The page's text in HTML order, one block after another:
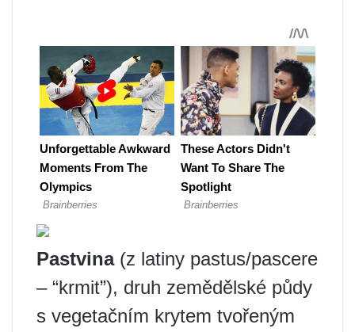
Pastvina(z latiny pastus/pascere
– “krmit”), druh zemědělské půdy
s vegetačním krytem tvořeným